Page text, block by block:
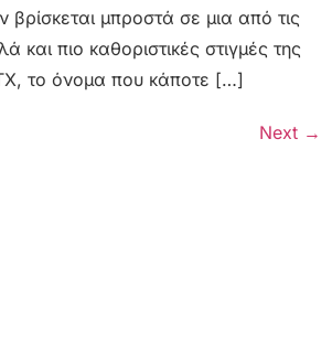
βρίσκεται μπροστά σε μια από τις
και πιο καθοριστικές στιγμές της
το όνομα που κάποτε […]
Next →